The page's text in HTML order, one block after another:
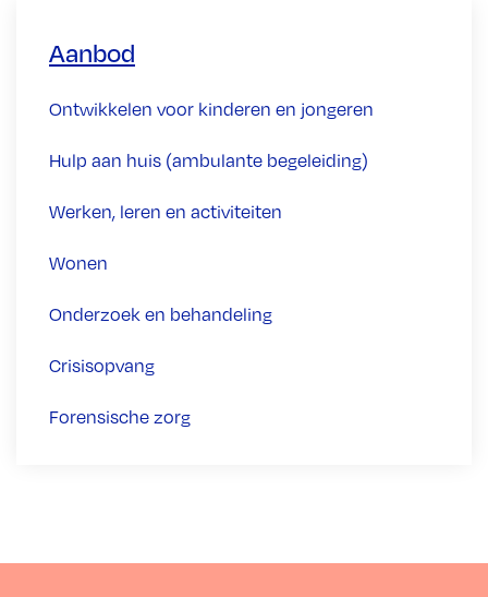
Aanbod
Ontwikkelen voor kinderen en jongeren
Hulp aan huis (ambulante begeleiding)
Werken, leren en activiteiten
Wonen
Onderzoek en behandeling
Crisisopvang
Forensische zorg